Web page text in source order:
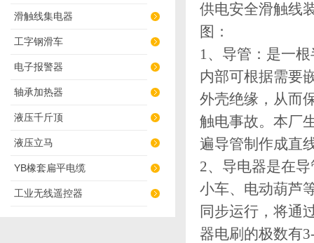
滑触线集电器
工字钢滑车
电子报警器
轴承加热器
液压千斤顶
液压立马
YB橡套扁平电缆
工业无线遥控器
供电安全滑触线
图：
1、导管：是一
内部可根据需要
外壳绝缘，从而
触电事故。本厂
遍导管制作成直
2、导电器是在
小车、电动葫芦
同步运行，将通
器电刷的极数有